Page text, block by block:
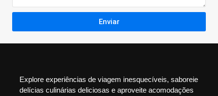
Enviar
Explore experiências de viagem inesquecíveis, saboreie
delícias culinárias deliciosas e aproveite acomodações